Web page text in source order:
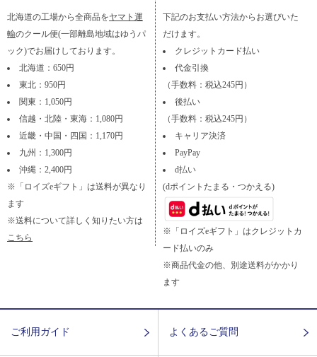
北海道の工場から全商品をヤマト運
輸のクール便(一部離島地域はゆうパ
ック)でお届けしております。
北海道：650円
東北：950円
関東：1,050円
信越・北陸・東海：1,080円
近畿・中国・四国：1,170円
九州：1,300円
沖縄：2,400円
※「ロイズeギフト」は送料が異なり
ます
※送料について詳しく知りたい方は
こちら
下記のお支払い方法からお選びいた
だけます。
クレジットカード払い
代金引換
（手数料：税込245円）
後払い
（手数料：税込245円）
キャリア決済
PayPay
d払い
(dポイントたまる・つかえる)
※「ロイズeギフト」はクレジットカ
ード払いのみ
※商品代金の他、別途送料がかかり
ます
ご利用ガイド よくあるご質問